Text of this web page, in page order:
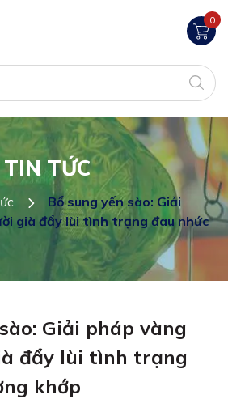
0
TIN TỨC
Bổ sung yến sào: Giải
già đẩy lùi tình trạng đau nhức
Giải pháp vàng
đẩy lùi tình trạng
khớp